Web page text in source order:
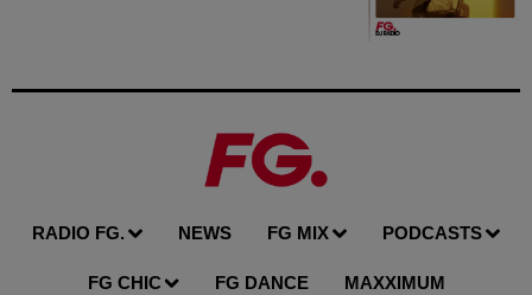
RADIO FG. NEWS FG MIX PODCASTS
FG CHIC FG DANCE MAXXIMUM